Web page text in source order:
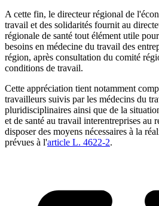
A cette fin, le directeur régional de
travail et des solidarités fournit au
régionale de santé tout élément utile
besoins en médecine du travail des
région, après consultation du comité
conditions de travail.
Cette appréciation tient notamment
travailleurs suivis par les médecins du
pluridisciplinaires ainsi que de la
et de santé au travail interentreprises au
disposer des moyens nécessaires à la
prévues à l'article L. 4622-2.